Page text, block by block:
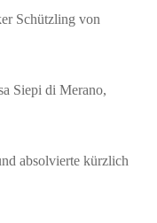
Schützling von
Siepi di Merano,
absolvierte kürzlich